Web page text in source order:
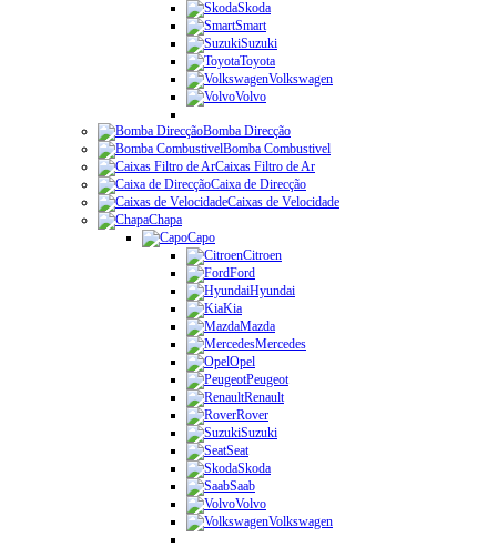
Skoda
Smart
Suzuki
Toyota
Volkswagen
Volvo
Bomba Direcção
Bomba Combustivel
Caixas Filtro de Ar
Caixa de Direcção
Caixas de Velocidade
Chapa
Capo
Citroen
Ford
Hyundai
Kia
Mazda
Mercedes
Opel
Peugeot
Renault
Rover
Suzuki
Seat
Skoda
Saab
Volvo
Volkswagen